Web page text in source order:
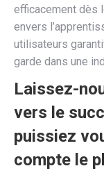
efficacement dès
envers
utilisateurs
garde dans une
Laissez-
vers le
puissiez
compte le